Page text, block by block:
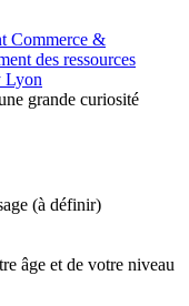
Commerce &
des ressources
Lyon
grande curiosité
(à définir)
âge et de votre niveau